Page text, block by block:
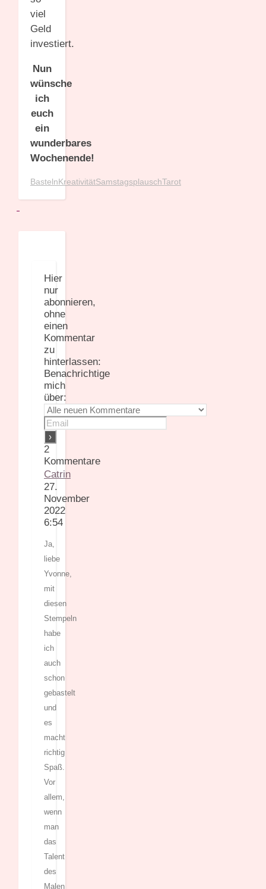
viel
Geld
investiert.
Nun
wünsche
ich
euch
ein
wunderbares
Wochenende!
BastelnKreativitätSamstagsplauschTarot
Hier
nur
abonnieren,
ohne
einen
Kommentar
zu
hinterlassen:
Benachrichtige
mich
über:
2
Kommentare
Catrin
27.
November
2022
6:54
Ja,
liebe
Yvonne,
mit
diesen
Stempeln
habe
ich
auch
schon
gebastelt
und
es
macht
richtig
Spaß.
Vor
allem,
wenn
man
das
Talent
des
Malen